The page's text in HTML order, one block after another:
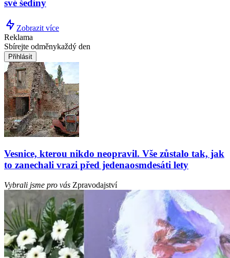
své šediny
Zobrazit více
Reklama
Sbírejte odměnykaždý den
Přihlásit
Vesnice, kterou nikdo neopravil. Vše zůstalo tak, jak
to zanechali vrazi před jedenaosmdesáti lety
Vybrali jsme pro vás Zpravodajství